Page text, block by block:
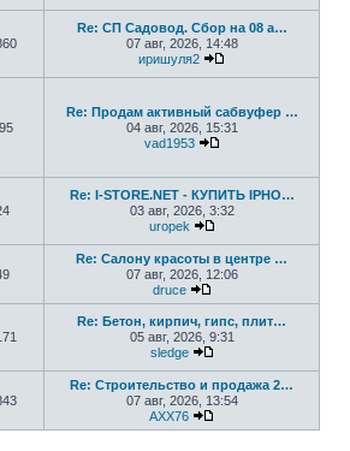
Re: СП Садовод. Сбор на 08 а…
07 авг, 2026, 14:48
иришуля2
Re: Продам активный сабвуфер …
04 авг, 2026, 15:31
vad1953
Re: I-STORE.NET - КУПИТЬ IPHO…
03 авг, 2026, 3:32
uropek
Re: Салону красоты в центре …
07 авг, 2026, 12:06
druce
Перейти к
Re: Бетон, кирпич, гипс, плит…
05 авг, 2026, 9:31
sledge
Re: Строительство и продажа 2…
07 авг, 2026, 13:54
AXX76
Перейти к